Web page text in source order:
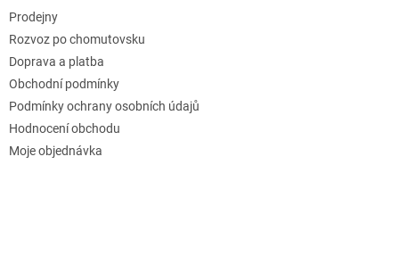
Prodejny
Rozvoz po chomutovsku
Doprava a platba
Obchodní podmínky
Podmínky ochrany osobních údajů
Hodnocení obchodu
Moje objednávka